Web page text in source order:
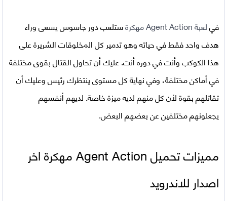
فيلعبةAgent Action مهكرة
ستلعب دور جاسوس يسعى وراء
هدف واحد فقط في حياته وهو تدمير كل المخلوقات الشريرة على
هذا الكوكب وأنت في دوره أنت. عليك أن تحاول القتال بقوى مختلفة
في أماكن مختلفة، وفي نهاية كل مستوى ينتظرك رئيس وعليك أن
تقاتلهم بقوة لأن كل منهم لديه ميزة خاصة. لديهم أنفسهم
يجعلونهم مختلفين عن بعضهم البعض.
مميزات تحميل
Agent Action مهكرة اخر
اصدار للاندرويد